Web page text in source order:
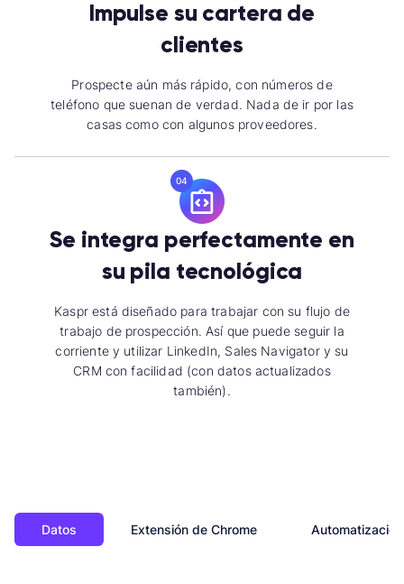
Impulse su cartera de
clientes
Prospecte aún más rápido, con números de
teléfono que suenan de verdad. Nada de ir por las
casas como con algunos proveedores.
04
Se integra perfectamente en
su pila tecnológica
Kaspr está diseñado para trabajar con su flujo de
trabajo de prospección. Así que puede seguir la
corriente y utilizar LinkedIn, Sales Navigator y su
CRM con facilidad (con datos actualizados
también).
Datos Extensión de Chrome Automatización